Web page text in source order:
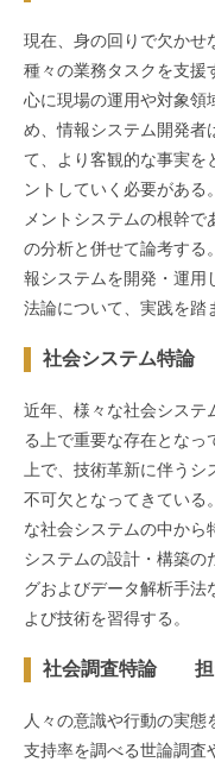
現在、身の回りで欠かせ
種々の業務タスクを支援
心に現場の運用や対象領
め、情報システム開発者
て、より客観的な事実を
ントしていく必要がある
メントシステムの根幹
の分析と併せて論考する
報システムを開発・運用
法論について、実践を踏
社会システム特
近年、様々な社会システ
る上で重要な存在となっ
上で、技術革新に伴う
不可欠となってきている
な社会システムの中から
システムの設計・構築の
グおよびデータ解析手法
よび技術を習得する。
社会調査特論 担
人々の意識や行動の実
支持率を調べる世論調査